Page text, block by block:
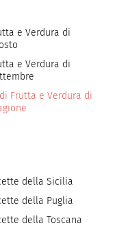
e Verdura di
e Verdura di
Frutta e Verdura di
della Sicilia
della Puglia
della Toscana